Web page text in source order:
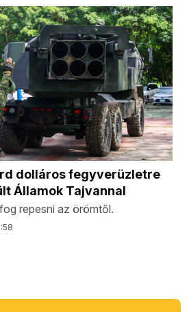
dolláros fegyverüzletre
Államok Tajvannal
repesni az örömtől.